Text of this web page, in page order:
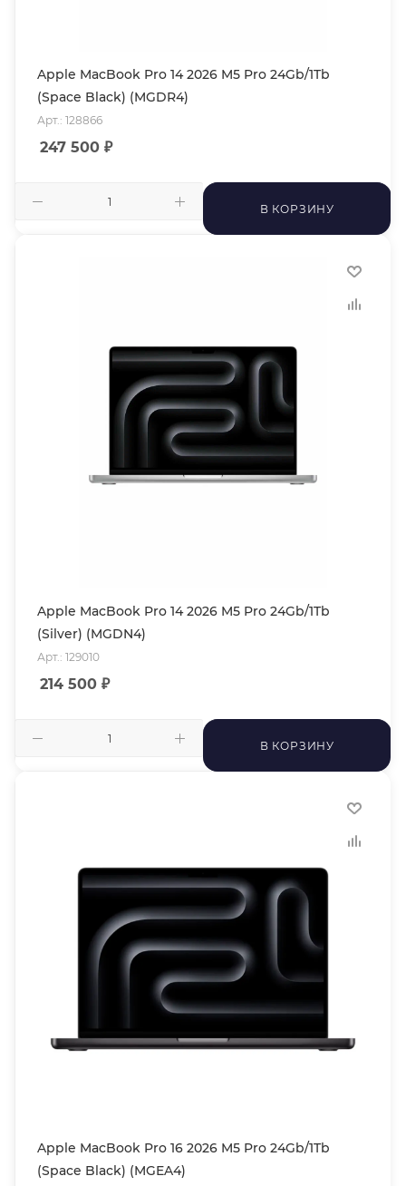
Apple MacBook Pro 14 2026 M5 Pro 24Gb/1Tb
(Space Black) (MGDR4)
Арт.: 128866
247 500 ₽
В КОРЗИНУ
Apple MacBook Pro 14 2026 M5 Pro 24Gb/1Tb
(Silver) (MGDN4)
Арт.: 129010
214 500 ₽
В КОРЗИНУ
Apple MacBook Pro 16 2026 M5 Pro 24Gb/1Tb
(Space Black) (MGEA4)